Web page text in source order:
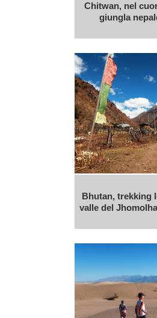
Chitwan, nel
giungla
Bhutan, trekking
valle del